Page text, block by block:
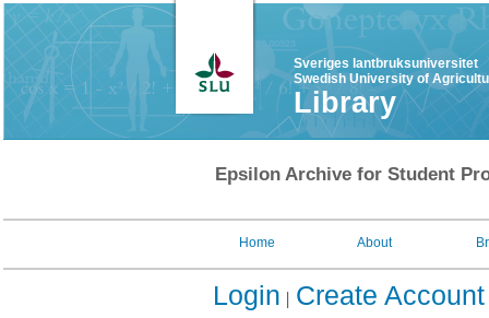
Sveriges lantbruksuniversitet
Swedish University of
Library
Epsilon Archive for Student
Home About
Login Create Account